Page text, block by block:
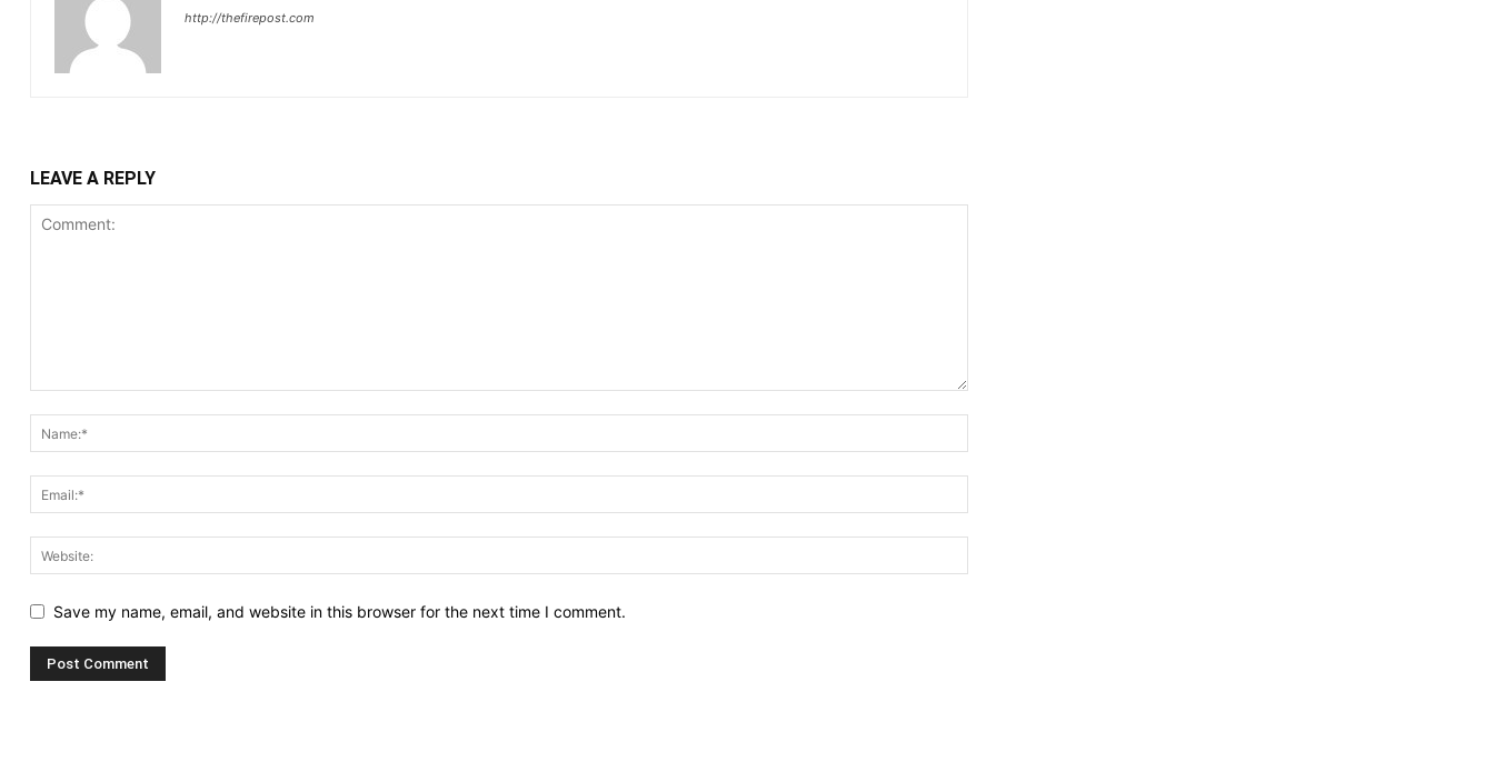
http://thefirepost.com
LEAVE A REPLY
Save my name, email, and website in this browser for the next time I comment.